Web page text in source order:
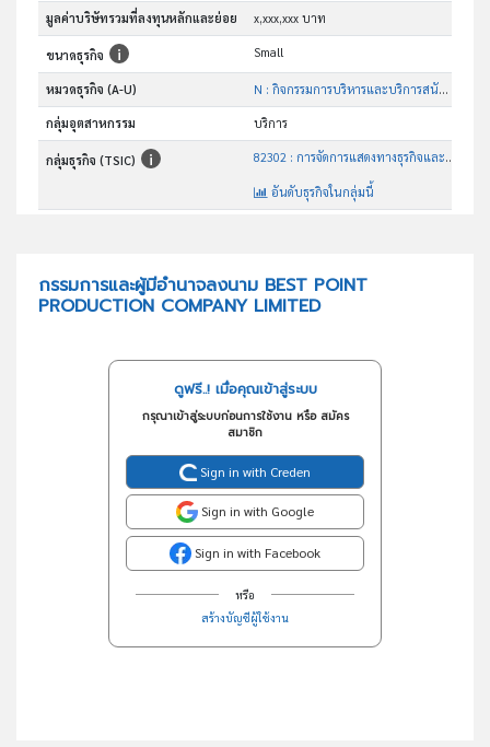
มูลค่าบริษัทรวมที่ลงทุนหลักและย่อย x,xxx,xxx บาท
ขนาดธุรกิจ Small
หมวดธุรกิจ (A-U) N : กิจกรรมการบริหารและบริการสนับสนุน
กลุ่มอุตสาหกรรม บริการ
กลุ่มธุรกิจ (TSIC) 82302 : การจัดการแสดงทางธุรกิจและการแสดงสินค้า
อันดับธุรกิจในกลุ่มนี้
กรรมการและผู้มีอำนาจลงนาม BEST POINT
PRODUCTION COMPANY LIMITED
ดูฟรี..! เมื่อคุณเข้าสู่ระบบ
กรุณาเข้าสู่ระบบก่อนการใช้งาน หรือ สมัคร
สมาชิก
Sign in with Creden
Sign in with Google
Sign in with Facebook
หรือ
สร้างบัญชีผู้ใช้งาน